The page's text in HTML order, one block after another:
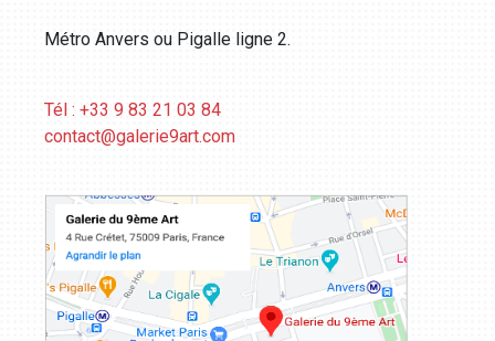
Métro Anvers ou Pigalle ligne 2.
Tél : +33 9 83 21 03 84
contact@galerie9art.com